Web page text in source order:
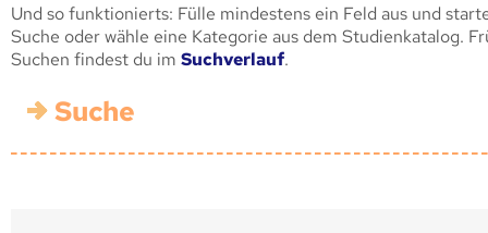
Und so funktionierts: Fülle mindestens ein Feld aus und
Suche oder wähle eine Kategorie aus dem Studienkatalog.
Suchen findest du im Suchverlauf.
Suche